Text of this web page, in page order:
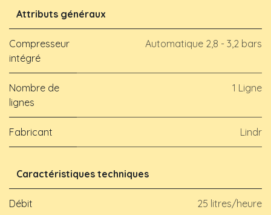
Attributs généraux
Compresseur
intégré
Automatique 2,8 - 3,2 bars
Nombre de
lignes
1 Ligne
Fabricant Lindr
Caractéristiques techniques
Débit 25 litres/heure